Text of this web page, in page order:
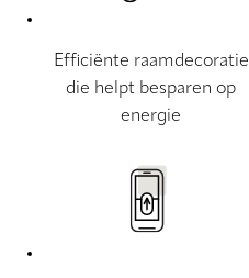
Efficiënte raamdecoratie
die helpt besparen op
energie